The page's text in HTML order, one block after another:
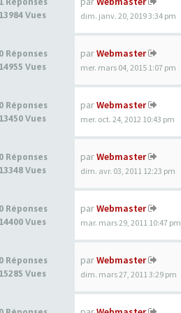
13984 Vues
dim. janv. 20, 2019 3:34 pm
0 Réponses
14955 Vues
parWebmaster
mer. mars 04, 2015 1:07 pm
0 Réponses
13450 Vues
parWebmaster
mer. oct. 24, 2012 10:43 pm
0 Réponses
13348 Vues
parWebmaster
dim. avr. 03, 2011 12:23 pm
0 Réponses
14400 Vues
parWebmaster
mar. mars 29, 2011 10:47 pm
0 Réponses
15285 Vues
parWebmaster
dim. mars 27, 2011 3:29 pm